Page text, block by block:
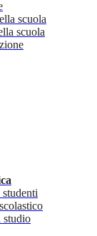
scuola
scuola
studio